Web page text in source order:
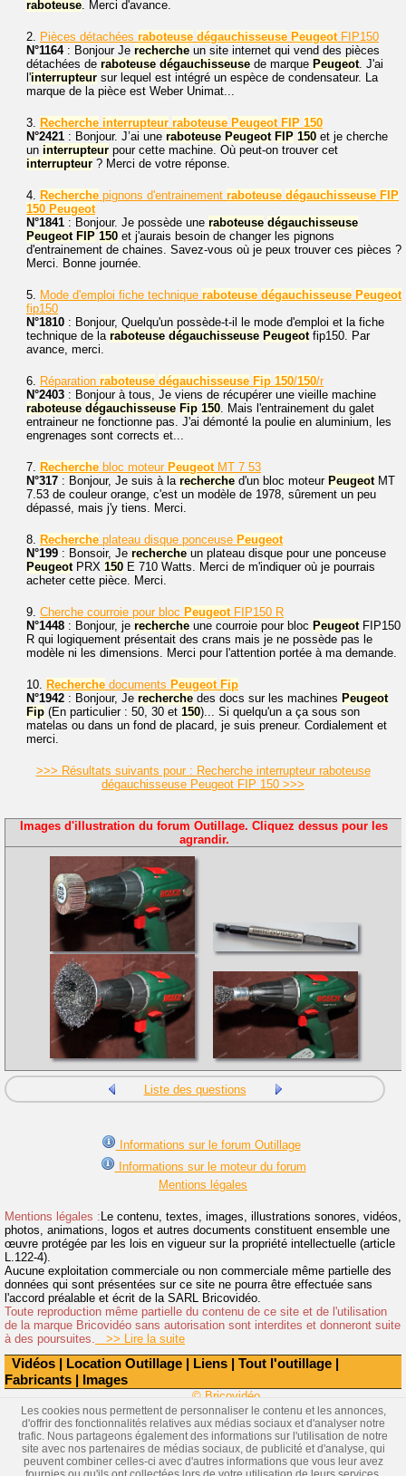
Vidéos | Location Outillage | Liens | Tout l'outillage |
Fabricants | Images
raboteuse. Merci d'avance.
2. Pièces détachées raboteuse dégauchisseuse PeugeotFIP150
N°1164: Bonjour Je recherche un site internet qui vend des pièces
détachées de raboteuse dégauchisseuse de marque Peugeot. J'ai
l'interrupteur sur lequel est intégré un espèce de condensateur. La
marque de la pièce est Weber Unimat...
3. Recherche interrupteur raboteuse Peugeot FIP 150
N°2421 : Bonjour. J’ai une raboteuse Peugeot FIP 150 et je cherche
un interrupteur pour cette machine. Où peut-on trouver cet
interrupteur ? Merci de votre réponse.
4. Recherche pignons d'entrainement raboteuse dégauchisseuse FIP
150 Peugeot
N°1841 : Bonjour. Je possède une raboteuse dégauchisseuse
Peugeot FIP 150 et j'aurais besoin de changer les pignons
d'entrainement de chaines. Savez-vous où je peux trouver ces pièces ?
Merci. Bonne journée.
5. Mode d'emploi fiche technique raboteuse dégauchisseuse Peugeot
fip150
N°1810 : Bonjour, Quelqu'un possède-t-il le mode d'emploi et la fiche
technique de la raboteuse dégauchisseuse Peugeotfip150. Par
avance, merci.
6. Réparation raboteuse dégauchisseuse Fip 150/150/r
N°2403 : Bonjour à tous, Je viens de récupérer une vieille machine
raboteuse dégauchisseuse Fip 150. Mais l'entrainement du galet
entraineur ne fonctionne pas. J'ai démonté la poulie en aluminium, les
engrenages sont corrects et...
7. Recherche bloc moteur PeugeotMT 7 53
N°317 : Bonjour, Je suis à la recherche d'un bloc moteur PeugeotMT
7.53 de couleur orange, c'est un modèle de 1978, sûrement un peu
dépassé, mais j'y tiens. Merci.
8. Recherche plateau disque ponceuse Peugeot
N°199 : Bonsoir, Je recherche un plateau disque pour une ponceuse
PeugeotPRX 150 E 710 Watts. Merci de m'indiquer où je pourrais
acheter cette pièce. Merci.
9. Cherche courroie pour bloc PeugeotFIP150 R
N°1448 : Bonjour, je recherche une courroie pour bloc PeugeotFIP150
R qui logiquement présentait des crans mais je ne possède pas le
modèle ni les dimensions. Merci pour l'attention portée à ma demande.
10. Recherche documents Peugeot Fip
N°1942 : Bonjour, Je recherche des docs sur les machines Peugeot
Fip (En particulier : 50, 30 et 150)... Si quelqu'un a ça sous son
matelas ou dans un fond de placard, je suis preneur. Cordialement et
merci.
>>> Résultats suivants pour : Recherche interrupteur raboteuse
dégauchisseuse Peugeot FIP 150 >>>
Images d'illustration du forum Outillage. Cliquez dessus pour les
agrandir.
Liste des questions
Informations sur le forum Outillage
Informations sur le moteur du forum
Mentions légales
Mentions légales :Le contenu, textes, images, illustrations sonores, vidéos,
photos, animations, logos et autres documents constituent ensemble une
œuvre protégée par les lois en vigueur sur la propriété intellectuelle (article
L.122-4).
Aucune exploitation commerciale ou non commerciale même partielle des
données qui sont présentées sur ce site ne pourra être effectuée sans
l'accord préalable et écrit de la SARL Bricovidéo.
Toute reproduction même partielle du contenu de ce site et de l'utilisation
de la marque Bricovidéo sans autorisation sont interdites et donneront suite
à des poursuites.
>> Lire la suite
© Bricovidéo
Les cookies nous permettent de personnaliser le contenu et les annonces,
d'offrir des fonctionnalités relatives aux médias sociaux et d'analyser notre
trafic. Nous partageons également des informations sur l'utilisation de notre
site avec nos partenaires de médias sociaux, de publicité et d'analyse, qui
peuvent combiner celles-ci avec d'autres informations que vous leur avez